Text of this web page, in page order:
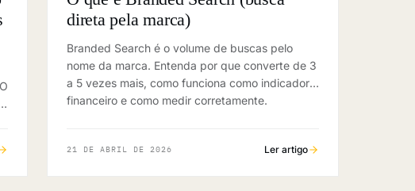
direta pela marca)
Branded Search é o volume de buscas pelo
nome da marca. Entenda por que converte de 3
a 5 vezes mais, como funciona como indicador
financeiro e como medir corretamente.
21 DE ABRIL DE 2026 Ler artigo